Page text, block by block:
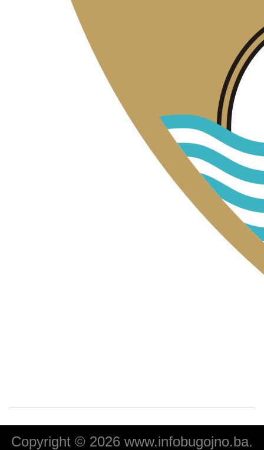
Copyright © 2026 www.infobugojno.ba.